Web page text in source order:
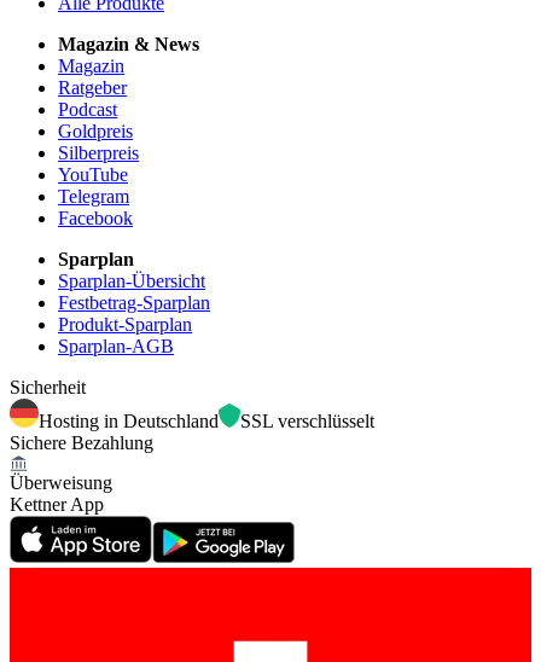
Magazin & News
Magazin
Ratgeber
Podcast
Goldpreis
Silberpreis
YouTube
Telegram
Facebook
Sparplan
Sparplan-Übersicht
Festbetrag-Sparplan
Produkt-Sparplan
Sparplan-AGB
Sicherheit
Hosting in Deutschland
SSL verschlüsselt
Sichere Bezahlung
Überweisung
Kettner App